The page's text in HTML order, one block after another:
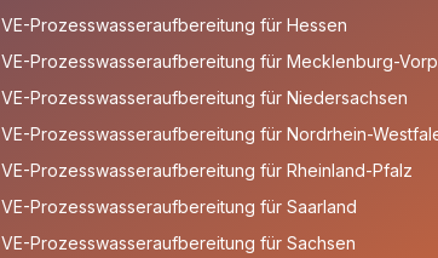
VE-Prozesswasseraufbereitung für Hessen
VE-Prozesswasseraufbereitung für Mecklenburg-
VE-Prozesswasseraufbereitung für Niedersachsen
VE-Prozesswasseraufbereitung für Nordrhein-
VE-Prozesswasseraufbereitung für Rheinland-Pfalz
VE-Prozesswasseraufbereitung für Saarland
VE-Prozesswasseraufbereitung für Sachsen